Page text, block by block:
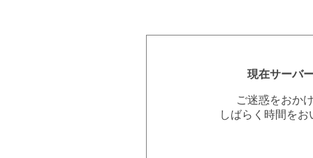
現在サーバ
ご迷惑をおか
しばらく時間を